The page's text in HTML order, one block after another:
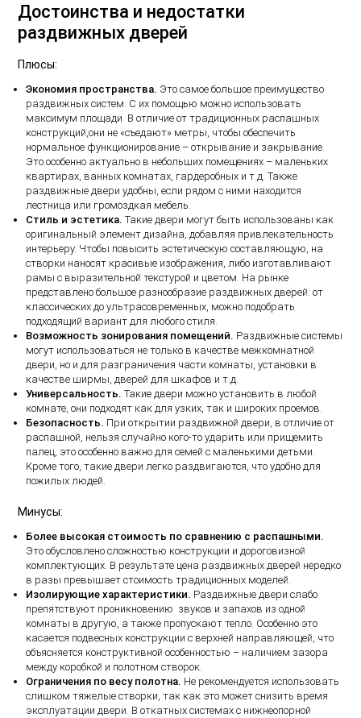
Достоинства и недостатки
раздвижных дверей
Плюсы:
Экономия пространства. Это самое большое преимущество
раздвижных систем. С их помощью можно использовать
максимум площади. В отличие от традиционных распашных
конструкций,они не «съедают» метры, чтобы обеспечить
нормальное функционирование – открывание и закрывание.
Это особенно актуально в небольших помещениях – маленьких
квартирах, ванных комнатах, гардеробных и т.д. Также
раздвижные двери удобны, если рядом с ними находится
лестница или громоздкая мебель.
Стиль и эстетика. Такие двери могут быть использованы как
оригинальный элемент дизайна, добавляя привлекательность
интерьеру. Чтобы повысить эстетическую составляющую, на
створки наносят красивые изображения, либо изготавливают
рамы с выразительной текстурой и цветом. На рынке
представлено большое разнообразие раздвижных дверей: от
классических до ультрасовременных, можно подобрать
подходящий вариант для любого стиля.
Возможность зонирования помещений. Раздвижные системы
могут использоваться не только в качестве межкомнатной
двери, но и для разграничения части комнаты, установки в
качестве ширмы, дверей для шкафов и т.д.
Универсальность. Такие двери можно установить в любой
комнате, они подходят как для узких, так и широких проемов.
Безопасность. При открытии раздвижной двери, в отличие от
распашной, нельзя случайно кого-то ударить или прищемить
палец, это особенно важно для семей с маленькими детьми.
Кроме того, такие двери легко раздвигаются, что удобно для
пожилых людей.
Минусы:
Более высокая стоимость по сравнению с распашными.
Это обусловлено сложностью конструкции и дороговизной
комплектующих. В результате цена раздвижных дверей нередко
в разы превышает стоимость традиционных моделей.
Изолирующие характеристики. Раздвижные двери слабо
препятствуют проникновению звуков и запахов из одной
комнаты в другую, а также пропускают тепло. Особенно это
касается подвесных конструкции с верхней направляющей, что
объясняется конструктивной особенностью – наличием зазора
между коробкой и полотном створок.
Ограничения по весу полотна. Не рекомендуется использовать
слишком тяжелые створки, так как это может снизить время
эксплуатации двери. В откатных системах с нижнеопорной